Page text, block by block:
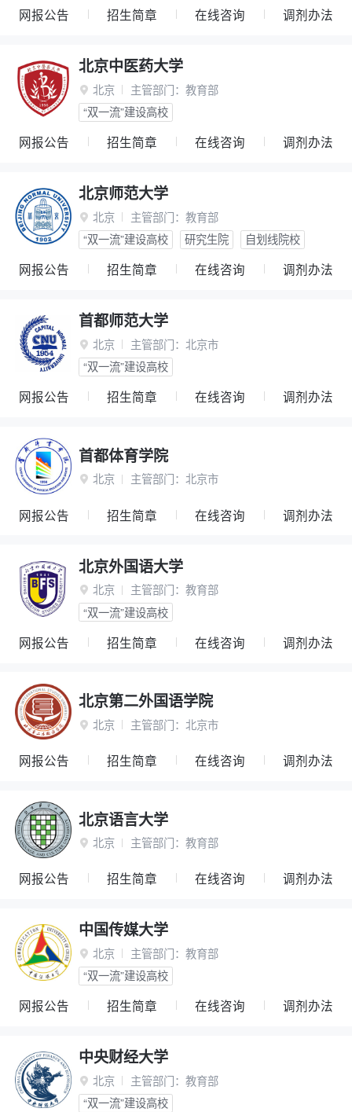
网报公告 招生简章 在线咨询 调剂办法
北京中医药大学
 北京 主管部门： 教育部
“双一流”建设高校
网报公告 招生简章 在线咨询 调剂办法
北京师范大学
 北京 主管部门： 教育部
“双一流”建设高校
研究生院 自划线院校
网报公告 招生简章 在线咨询 调剂办法
首都师范大学
 北京 主管部门： 北京市
“双一流”建设高校
网报公告 招生简章 在线咨询 调剂办法
首都体育学院
 北京 主管部门： 北京市
网报公告 招生简章 在线咨询 调剂办法
北京外国语大学
 北京 主管部门： 教育部
“双一流”建设高校
网报公告 招生简章 在线咨询 调剂办法
北京第二外国语学院
 北京 主管部门： 北京市
网报公告 招生简章 在线咨询 调剂办法
北京语言大学
 北京 主管部门： 教育部
网报公告 招生简章 在线咨询 调剂办法
中国传媒大学
 北京 主管部门： 教育部
“双一流”建设高校
网报公告 招生简章 在线咨询 调剂办法
中央财经大学
 北京 主管部门： 教育部
“双一流”建设高校